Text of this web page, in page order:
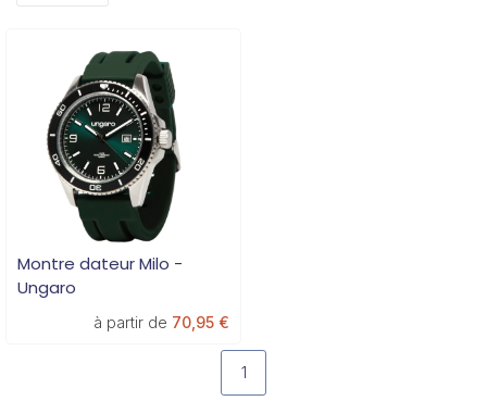
Montre dateur Milo -
Ungaro
à partir de 70,95 €
1